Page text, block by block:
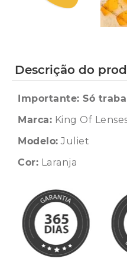
Descrição do
Importante: Só
Marca: King Of
Modelo: Juliet
Cor: Laranja